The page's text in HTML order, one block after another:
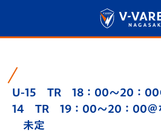
U-15 TR 18：00～20：00
14 TR 19：00～20：00＠
未定